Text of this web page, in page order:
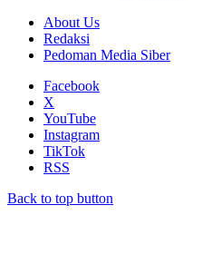
About Us
Redaksi
Pedoman Media Siber
Facebook
X
YouTube
Instagram
TikTok
RSS
Back to top button